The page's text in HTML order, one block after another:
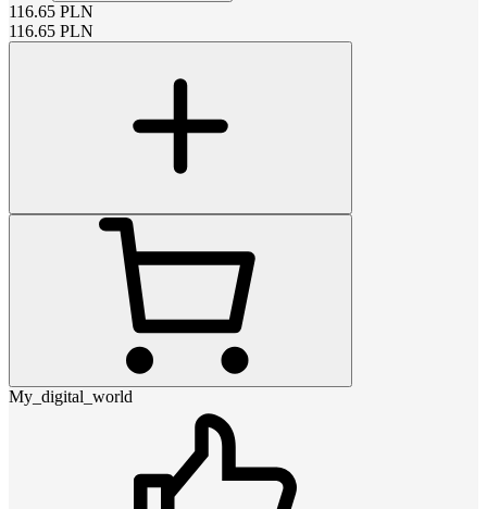
116.65 PLN
116.65 PLN
My_digital_world